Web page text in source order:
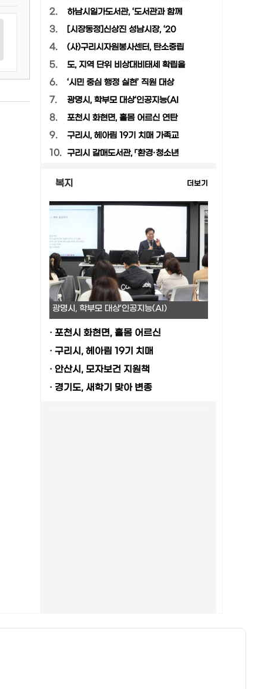
2. 하남시일가도서관, ‘도서관과 함께
3. [시장동정]신상진 성남시장, ‘20
4. (사)구리시자원봉사센터, 탄소중립
5. 도, 지역 단위 비상대비태세 확립을
6. ‘시민 중심 행정 실현’ 직원 대상
7. 광명시, 학부모 대상‘인공지능(AI
8. 포천시 화현면, 홀몸 어르신 연탄
9. 구리시, 헤아림 19기 치매 가족교
10. 구리시 갈매도서관, 「환경·청소년
복지 더보기
광명시, 학부모 대상‘인공지능(AI)
· 포천시 화현면, 홀몸 어르신
· 구리시, 헤아림 19기 치매
· 안산시, 모자보건 지원책
· 경기도, 새학기 맞아 변종